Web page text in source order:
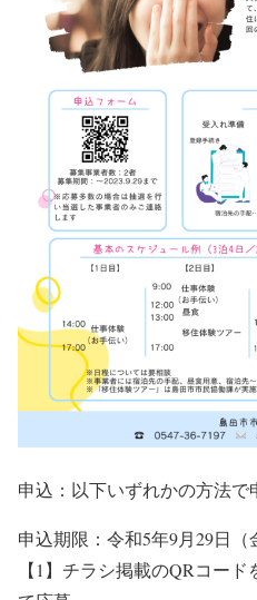
申込：以下いずれかの方法で
申込期限：令和5年9月29日（
【1】チラシ掲載のQRコー